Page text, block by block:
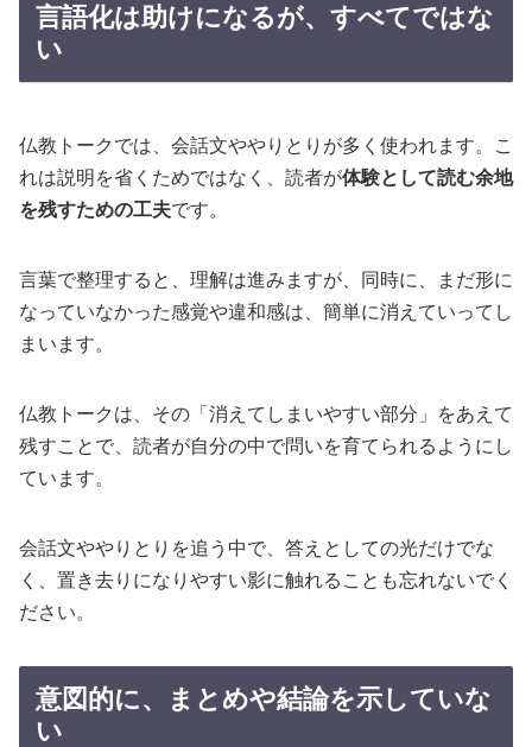
言語化は助けになるが、すべてではな
い
仏教トークでは、会話文ややりとりが多く使われます。こ
れは説明を省くためではなく、読者が体験として読む余地
を残すための工夫です。
言葉で整理すると、理解は進みますが、同時に、まだ形に
なっていなかった感覚や違和感は、簡単に消えていってし
まいます。
仏教トークは、その「消えてしまいやすい部分」をあえて
残すことで、読者が自分の中で問いを育てられるようにし
ています。
会話文ややりとりを追う中で、答えとしての光だけでな
く、置き去りになりやすい影に触れることも忘れないでく
ださい。
意図的に、まとめや結論を示していな
い